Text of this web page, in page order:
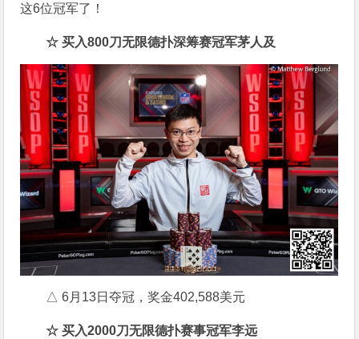
这6位冠军了！
☆ 买入800刀无限德扑深筹赛冠军茅人及
△ 6月13日夺冠，奖金402,588美元
☆ 买入2000刀无限德扑赛事冠军李远